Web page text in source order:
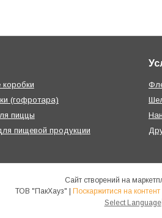
коробки
(гофротара)
пиццы
пищевой продукции
Сайт створений на
Поскаржитися на контент
Select Language